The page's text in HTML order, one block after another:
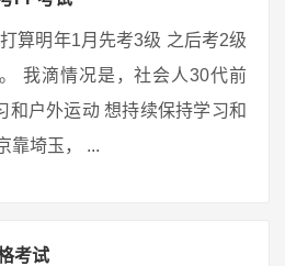
算明年1月先考3级 之后考2级
我滴情况是，社会人30代前
和户外运动 想持续保持学习和
靠埼玉， ...
考试